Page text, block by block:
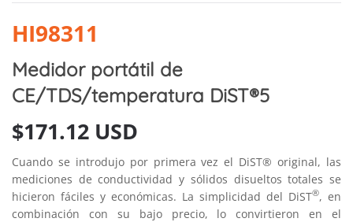
HI98311
Medidor portátil de
CE/TDS/temperatura DiST®5
$171.12 USD
Cuando se introdujo por primera vez el DiST® original, las
mediciones de conductividad y sólidos disueltos totales se
hicieron fáciles y económicas. La simplicidad del DiST®, en
combinación con su bajo precio, lo convirtieron en el